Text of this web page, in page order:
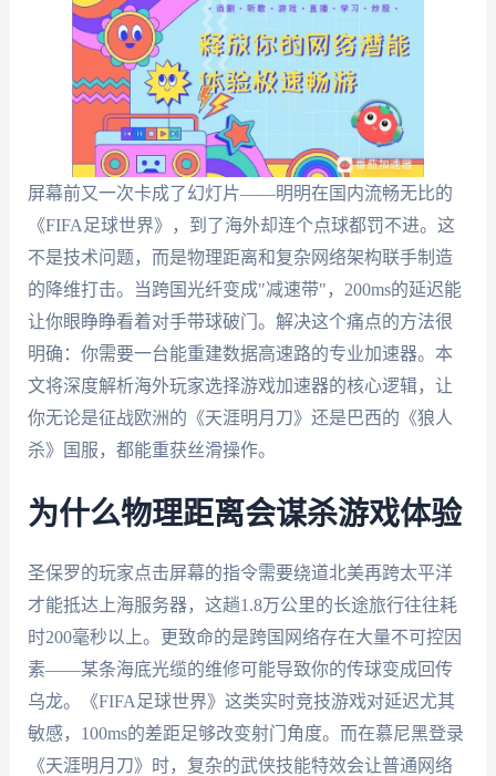
屏幕前又一次卡成了幻灯片——明明在国内流畅无比的
《FIFA足球世界》，到了海外却连个点球都罚不进。这
不是技术问题，而是物理距离和复杂网络架构联手制造
的降维打击。当跨国光纤变成"减速带"，200ms的延迟能
让你眼睁睁看着对手带球破门。解决这个痛点的方法很
明确：你需要一台能重建数据高速路的专业加速器。本
文将深度解析海外玩家选择游戏加速器的核心逻辑，让
你无论是征战欧洲的《天涯明月刀》还是巴西的《狼人
杀》国服，都能重获丝滑操作。
为什么物理距离会谋杀游戏体验
圣保罗的玩家点击屏幕的指令需要绕道北美再跨太平洋
才能抵达上海服务器，这趟1.8万公里的长途旅行往往耗
时200毫秒以上。更致命的是跨国网络存在大量不可控因
素——某条海底光缆的维修可能导致你的传球变成回传
乌龙。《FIFA足球世界》这类实时竞技游戏对延迟尤其
敏感，100ms的差距足够改变射门角度。而在慕尼黑登录
《天涯明月刀》时，复杂的武侠技能特效会让普通网络